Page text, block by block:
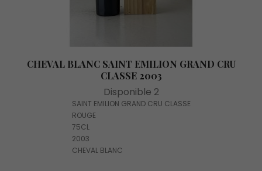
CHEVAL BLANC SAINT EMILION GRAND CRU
CLASSE 2003
Disponible 2
SAINT EMILION GRAND CRU CLASSE
ROUGE
75CL
2003
CHEVAL BLANC